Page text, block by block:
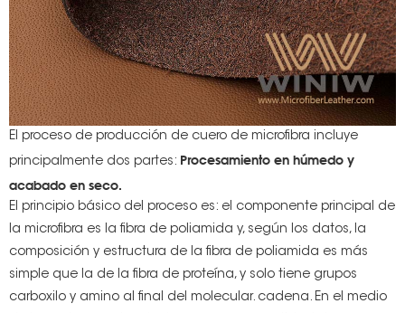
El proceso de producción de cuero de microfibra incluye
principalmente dos partes: Procesamiento en húmedo y
acabado en seco.
El principio básico del proceso es: el componente principal de
la microfibra es la fibra de poliamida y, según los datos, la
composición y estructura de la fibra de poliamida es más
simple que la de la fibra de proteína, y solo tiene grupos
carboxilo y amino al final del molecular. cadena. En el medio